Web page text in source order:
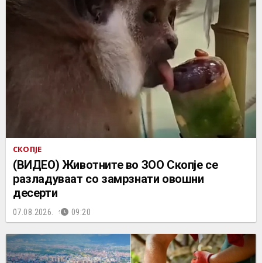
СКОПЈЕ
(ВИДЕО) Животните во ЗОО Скопје се
разладуваат со замрзнати овошни
десерти
07.08.2026. 09:20